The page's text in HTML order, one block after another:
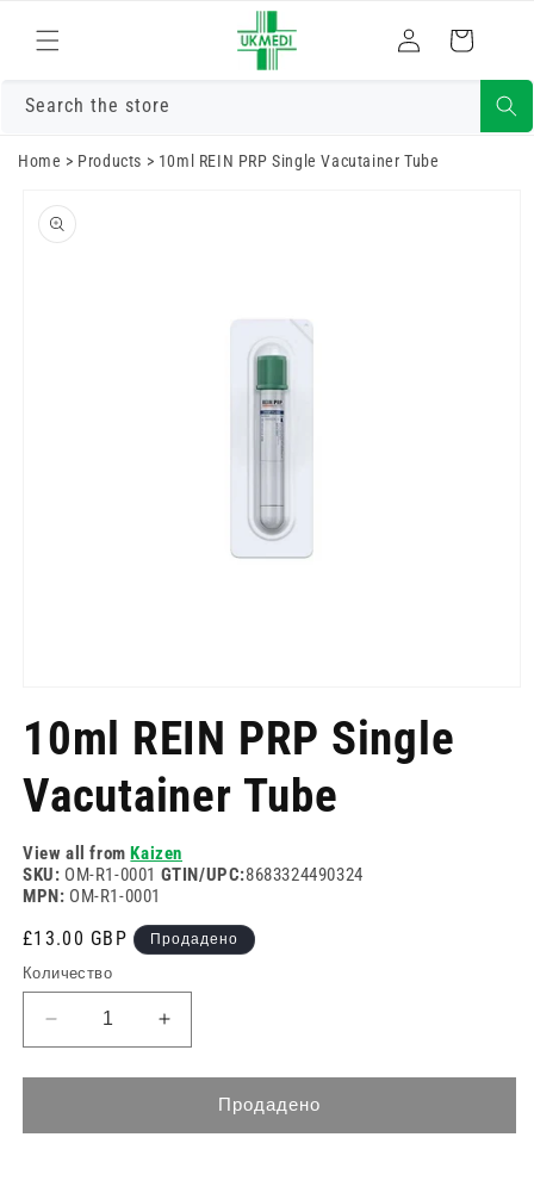
към
съдържанието
Влизам Количка
Search the store
Home > Products > 10ml REIN PRP Single Vacutainer Tube
информацията
за продукта
1
режим
10ml REIN PRP Single
Vacutainer Tube
View all fromKaizen
SKU: OM-R1-0001 GTIN/UPC:8683324490324
MPN: OM-R1-0001
Редовна
цена
£13.00 GBP Продадено
Количество
Намаляване
на
количеството
10ml
Увеличете
количеството
за
REIN
Продадено